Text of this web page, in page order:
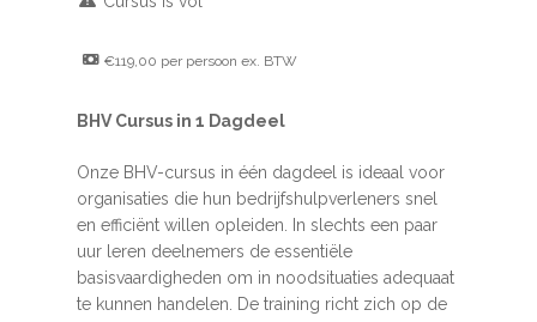
€119,00 per persoon ex. BTW
BHV Cursus in 1 Dagdeel
Onze BHV-cursus in één dagdeel is ideaal voor
organisaties die hun bedrijfshulpverleners snel
en efficiënt willen opleiden. In slechts een paar
uur leren deelnemers de essentiële
basisvaardigheden om in noodsituaties adequaat
te kunnen handelen. De training richt zich op de